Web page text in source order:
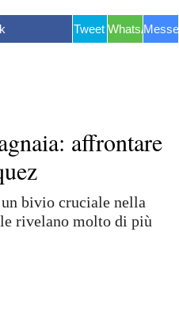
Tweet WhatsApp
affrontare
bivio cruciale nella
rivelano molto di più